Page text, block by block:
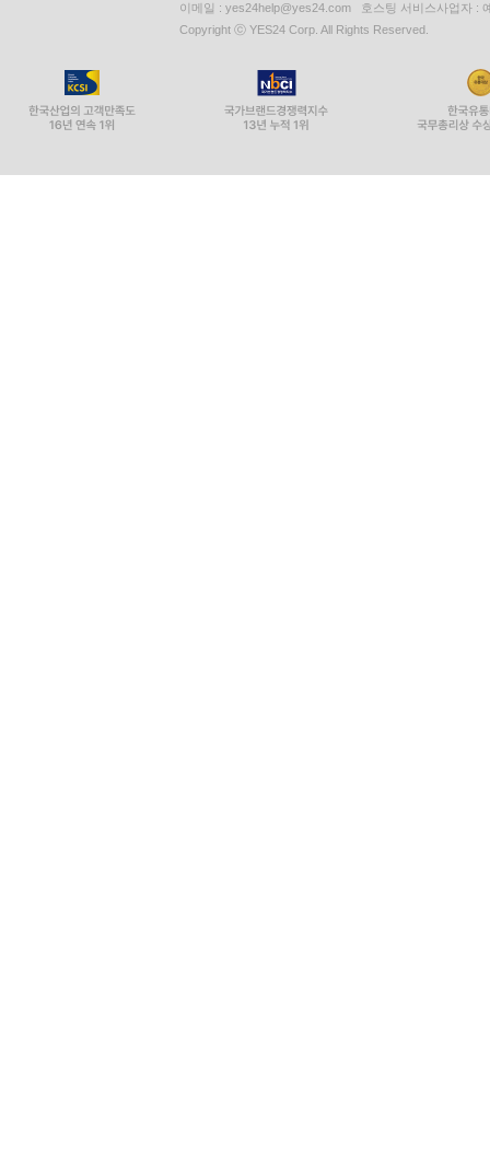
이메일 : yes24help@yes24.com 호스팅 서비스사업자 :
Copyright ⓒ YES24 Corp. All Rights Reserved.